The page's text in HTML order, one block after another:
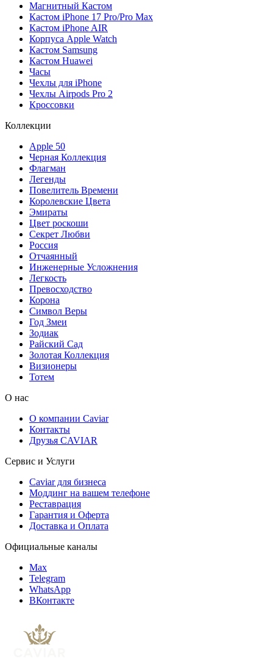
Магнитный Кастом
Кастом iPhone 17 Pro/Pro Max
Кастом iPhone AIR
Корпуса Apple Watch
Кастом Samsung
Кастом Huawei
Часы
Чехлы для iPhone
Чехлы Airpods Pro 2
Кроссовки
Коллекции
Apple 50
Черная Коллекция
Флагман
Легенды
Повелитель Времени
Королевские Цвета
Эмираты
Цвет роскоши
Секрет Любви
Россия
Отчаянный
Инженерные Усложнения
Легкость
Превосходство
Корона
Символ Веры
Год Змеи
Зодиак
Райский Сад
Золотая Коллекция
Визионеры
Тотем
О нас
О компании Caviar
Контакты
Друзья CAVIAR
Сервис и Услуги
Caviar для бизнеса
Моддинг на вашем телефоне
Реставрация
Гарантия и Оферта
Доставка и Оплата
Официальные каналы
Max
Telegram
WhatsApp
ВКонтакте